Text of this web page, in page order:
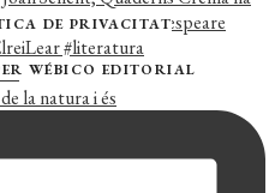
la natura i és
DE PRIVACITAT
WÉBICO EDITORIAL